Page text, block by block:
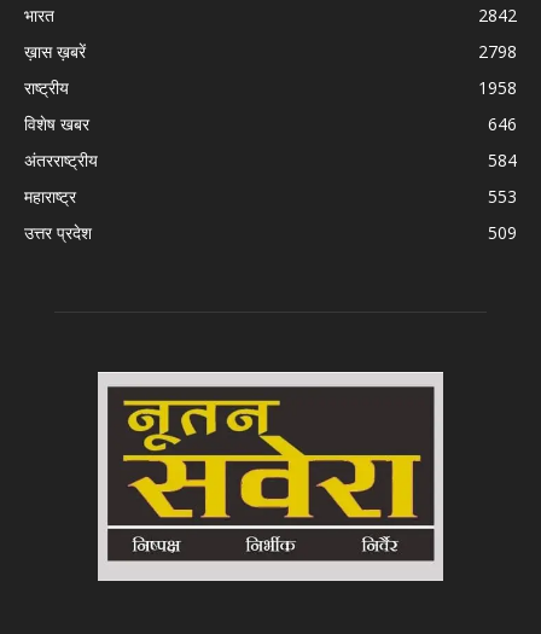
भारत
2842
ख़ास ख़बरें
2798
राष्ट्रीय
1958
विशेष खबर
646
अंतरराष्ट्रीय
584
महाराष्ट्र
553
उत्तर प्रदेश
509